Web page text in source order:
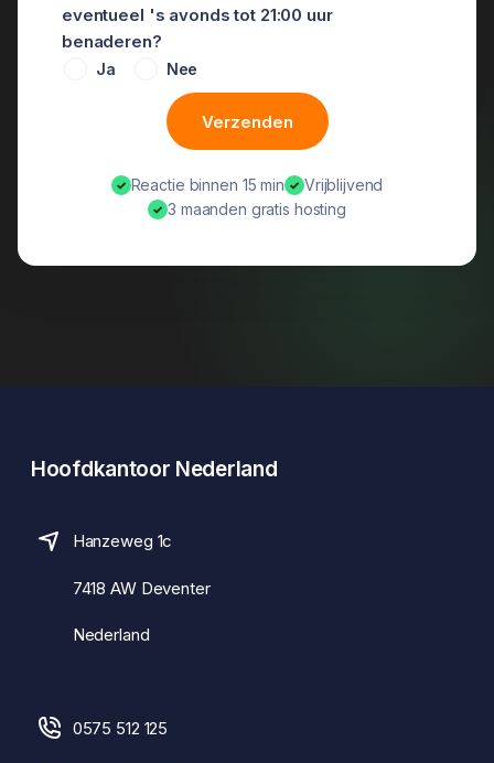
eventueel 's avonds tot 21:00 uur
benaderen?
Ja Nee
Verzenden
✓ Reactie binnen 15 min ✓ Vrijblijvend
✓ 3 maanden gratis hosting
Hoofdkantoor Nederland
Hanzeweg 1c
7418 AW Deventer
Nederland
0575 512 125